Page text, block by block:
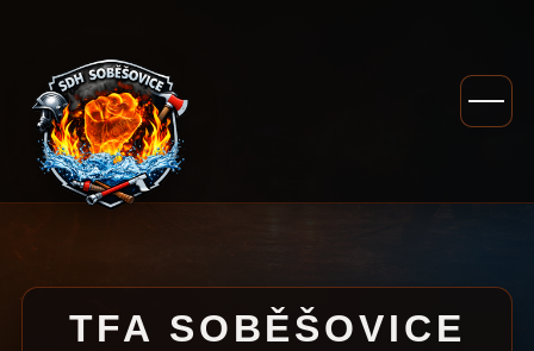
TFA SOBĚŠOVICE